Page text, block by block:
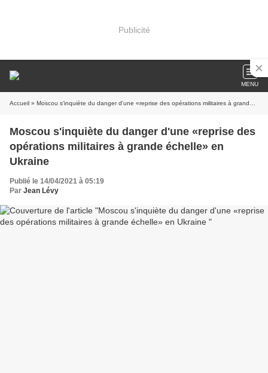
Publicité
MENU
Accueil » Moscou s'inquiète du danger d'une «reprise des opérations militaires à grande échelle» en Ukraine
Moscou s'inquiète du danger d'une «reprise des
opérations militaires à grande échelle» en
Ukraine
Publié le 14/04/2021 à 05:19
Par Jean Lévy